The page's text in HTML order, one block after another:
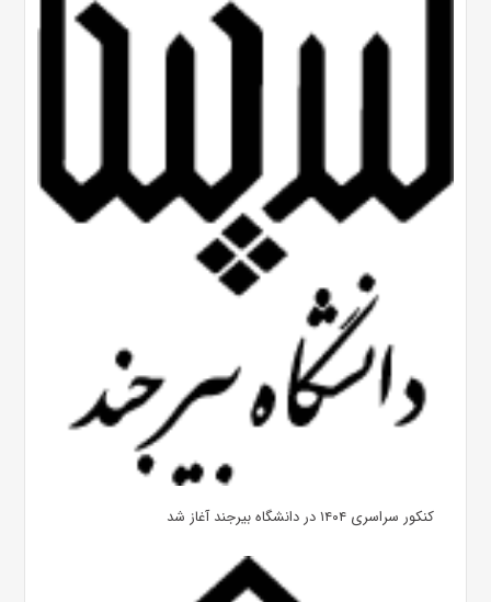
کنکور سراسری ۱۴۰۴ در دانشگاه بیرجند آغاز شد